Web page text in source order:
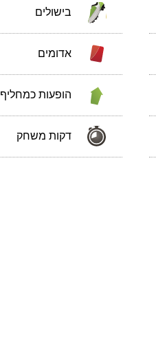
בישולים
אדומים
הופעות כמחליף
דקות משחק